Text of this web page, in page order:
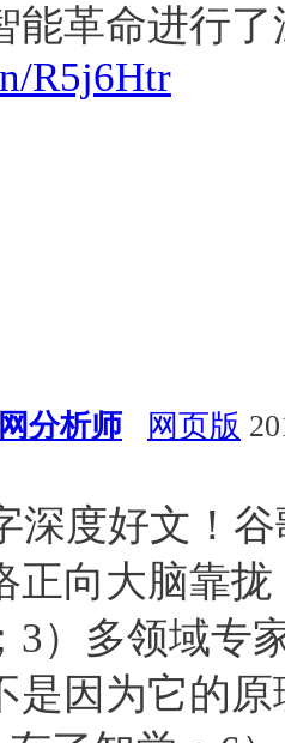
能革命进行
R5j6Htr
分析师 网页版
深度好文！
正向大脑靠
3）多领域专
是因为它的